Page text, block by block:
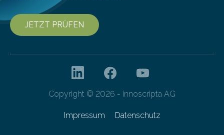
JETZT PRÜFEN
Copyright © 2026 - innoscripta AG
Impressum Datenschutz